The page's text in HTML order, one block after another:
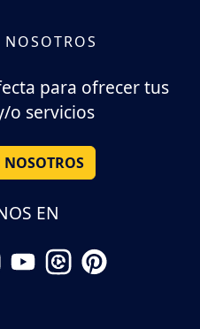
para ofrecer tus
o servicios
NOSOTROS
EN